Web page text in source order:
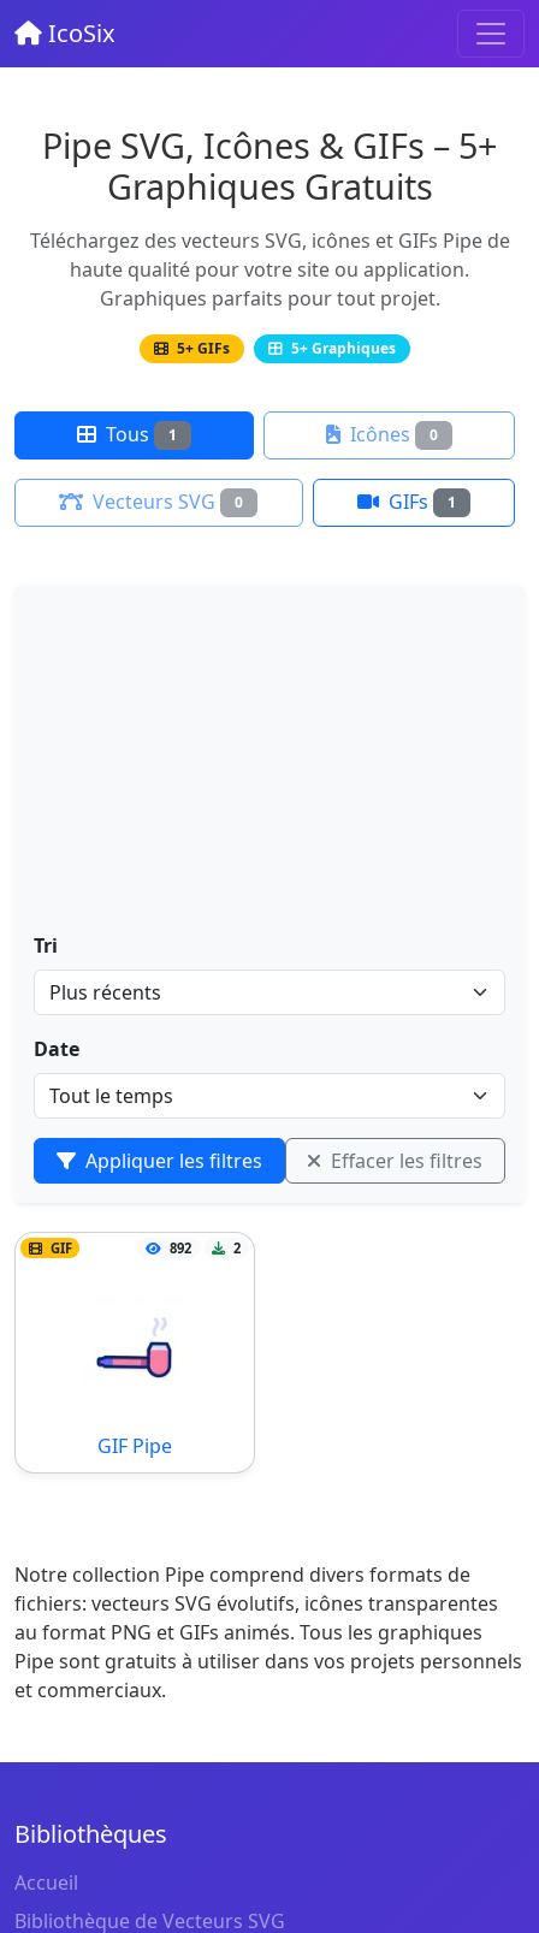
IcoSix
Pipe SVG, Icônes & GIFs – 5+
Graphiques Gratuits
Téléchargez des vecteurs SVG, icônes et GIFs Pipe de
haute qualité pour votre site ou application.
Graphiques parfaits pour tout projet.
5+ GIFs 5+ Graphiques
Tous 1 Icônes 0
Vecteurs SVG 0 GIFs 1
Tri
Date
Appliquer les filtres Effacer les filtres
GIF 892 2
GIF Pipe
Notre collection Pipe comprend divers formats de
fichiers: vecteurs SVG évolutifs, icônes transparentes
au format PNG et GIFs animés. Tous les graphiques
Pipe sont gratuits à utiliser dans vos projets personnels
et commerciaux.
Bibliothèques
Accueil
Bibliothèque de Vecteurs SVG